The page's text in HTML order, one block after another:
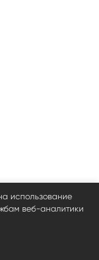
использование
веб-аналитики